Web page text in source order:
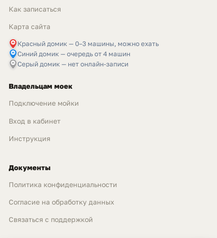
Как записаться
Карта сайта
Красный домик — 0–3 машины, можно ехать
Синий домик — очередь от 4 машин
Серый домик — нет онлайн-записи
Владельцам моек
Подключение мойки
Вход в кабинет
Инструкция
Документы
Политика конфиденциальности
Согласие на обработку данных
Связаться с поддержкой